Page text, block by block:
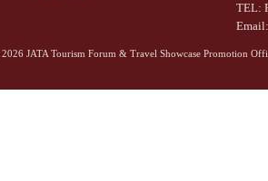
TEL:
Email:
2026 JATA Tourism Forum & Travel Showcase Promotion